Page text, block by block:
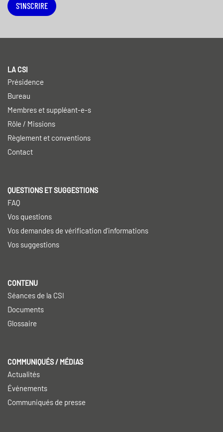
S'INSCRIRE
LA CSI
Présidence
Bureau
Membres et suppléant-e-s
Rôle / Missions
Règlement et conventions
Contact
QUESTIONS ET SUGGESTIONS
FAQ
Vos questions
Vos demandes de vérification d'informations
Vos suggestions
CONTENU
Séances de la CSI
Documents
Glossaire
COMMUNIQUÉS / MÉDIAS
Actualités
Événements
Communiqués de presse